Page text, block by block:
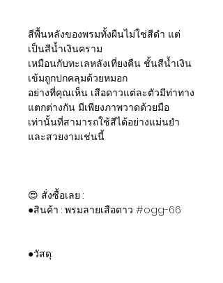
สีพื้นหลังของพรมทั้งผืนไม่ใช่สีดำ แต่
เป็นสีน้ำเงินคราม
เหมือนกับทะเลหลังเที่ยงคืน ชั้นสีน้ำเงิน
เข้มถูกปกคลุมด้วยหมอก
อย่างที่คุณเห็น เสือดาวแต่ละตัวมีท่าทาง
แตกต่างกัน มีเพียงภาพวาดด้วยมือ
เท่านั้นที่สามารถใช้สีได้อย่างแม่นยำ
และสวยงามเช่นนี้
😍 สั่งซื้อเลย :
●สินค้า : พรมลายเสือดาว #ogg-66
●วัสดุ: